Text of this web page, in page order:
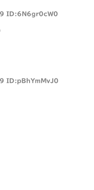
ID:6N6gr0cW0
ID:pBhYmMvJ0